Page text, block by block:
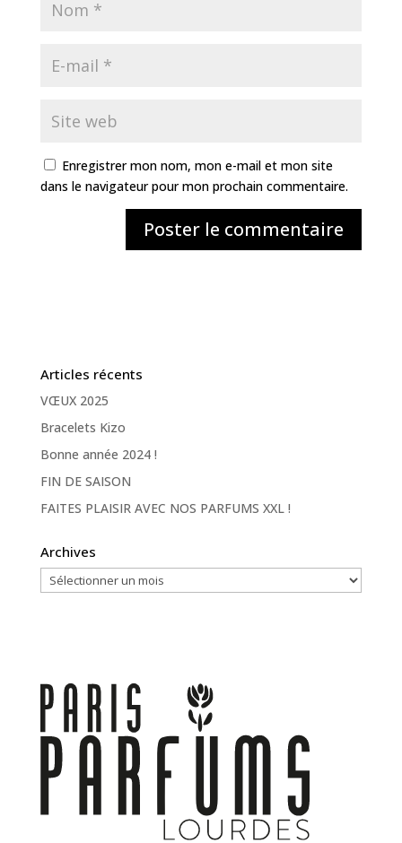
Enregistrer mon nom, mon e-mail et mon site
dans le navigateur pour mon prochain commentaire.
Articles récents
VŒUX 2025
Bracelets Kizo
Bonne année 2024 !
FIN DE SAISON
FAITES PLAISIR AVEC NOS PARFUMS XXL !
Archives
Archives